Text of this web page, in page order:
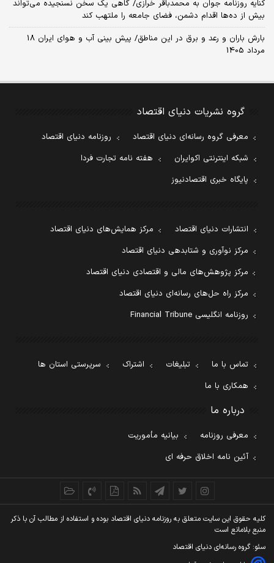
کنایه روزنامه جوان به محمدباقر خرازی/ گاهی یک سخن نسنجیده می‌تواند
بیش از ده‌ها اقدام دشمن، فضای جامعه را ملتهب کند
بارش باران و رعد و برق در این مناطق/ پیش بینی آب و هوای ایران 18
مرداد 1405
گروه نشریات دنیای اقتصاد
معرفی گروه رسانه‌ای دنیای اقتصاد
روزنامه دنیای اقتصاد
شبکه اینترنتی اکوایران
هفته نامه تجارت فردا
پایگاه خبری اقتصادنیوز
انتشارات دنیای اقتصاد
مرکز همایش‌های دنیای اقتصاد
مرکز نوآوری و شتابدهی دنیای اقتصاد
مرکز پژوهش‌های مالی و اقتصادی دنیای اقتصاد
مرکز راه حل‌های رسانه‌ای دنیای اقتصاد
روزنامه انگلیسی Financial Tribune
تماس با ما تبلیغات اشتراک
سرپرستی استان ها
همکاری با ما
درباره ما
معرفی روزنامه
بیانیه مأموریت
آئین نامه اخلاق حرفه ای
کليه حقوق اين سايت متعلق به روزنامه دنيای اقتصاد بوده و استفاده از مطالب آن با ذکر
منبع بلامانع است
سئو: گروه رسانه‌ای دنیای اقتصاد